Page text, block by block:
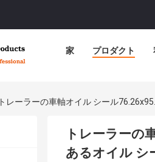
家 プロダクト
トレーラーの車軸オイル シール
トレーラーの
あるオイル シ